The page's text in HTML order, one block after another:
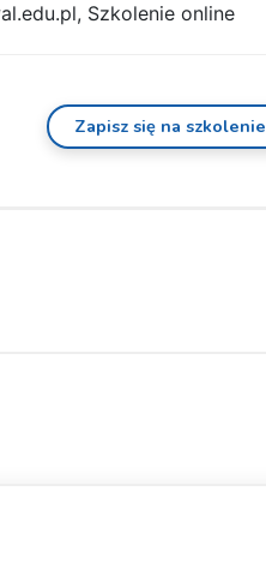
Szkolenie online
Zapisz się na szkolenie